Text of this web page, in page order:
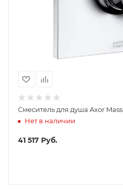
Смеситель для душа Axor
Нет в наличии
41 517 Руб.